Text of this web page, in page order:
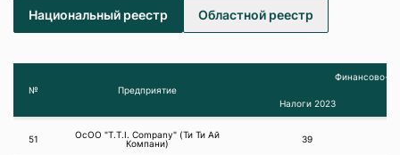
Национальный реестр Областной реестр
№ Предприятие
Финансово-
Налоги 2023
51
ОсОО "T.T.I. Company" (Ти Ти Ай
Компани)
39